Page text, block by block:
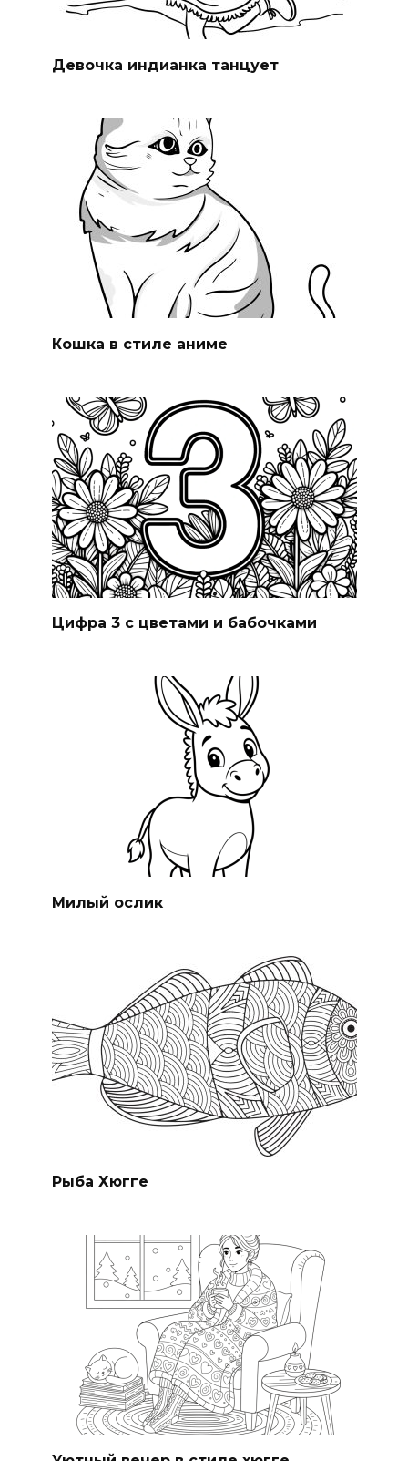
Девочка индианка танцует
Кошка в стиле аниме
Цифра 3 с цветами и бабочками
Милый ослик
Рыба Хюгге